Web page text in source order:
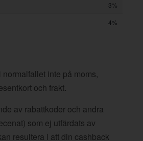
3%
4%
normalfallet inte på moms,
och frakt.
av rabattkoder och andra
som ej utfärdats av
resultera i att din cashback